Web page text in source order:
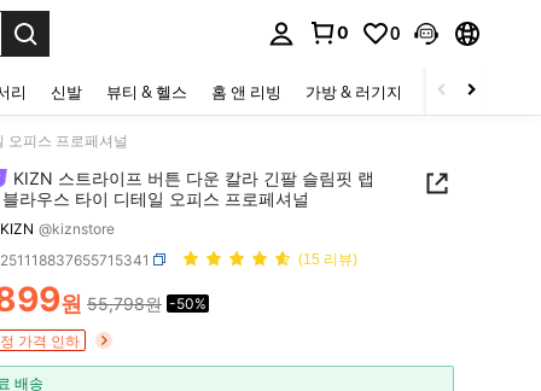
0 0
리 신발 뷰티 & 헬스 홈 앤 리빙 가방 & 러기지 스포츠 & 아웃
오피스 프로페셔널
KIZN 스트라이프 버튼 다운 칼라 긴팔 슬림핏 랩
라우스 타이 디테일 오피스 프로페셔널
KIZN @kiznstore
(15 리뷰)
AND AVAILABILITY
원 55,798원 -50%
가격 인하
배송